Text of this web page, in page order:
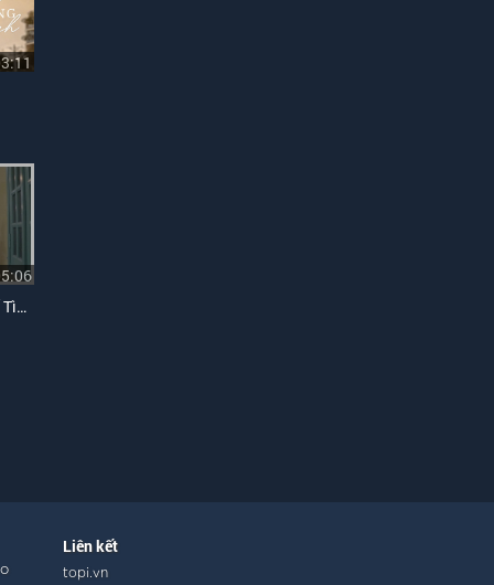
Dù Mưa Thôi Rơi (Góc Phố Tình Ca)
Liên kết
topi.vn